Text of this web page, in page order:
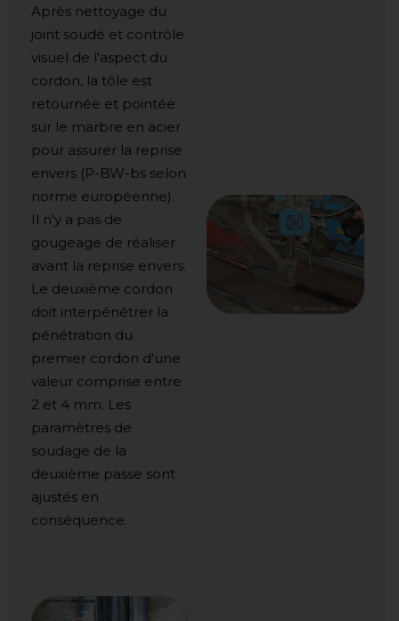
Après nettoyage du
joint soudé et contrôle
visuel de l'aspect du
cordon, la tôle est
retournée et pointée
sur le marbre en acier
pour assurer la reprise
envers (P-BW-bs selon
norme européenne).
Il n'y a pas de
gougeage de réaliser
avant la reprise envers.
Le deuxième cordon
doit interpénétrer la
pénétration du
premier cordon d'une
valeur comprise entre
2 et 4 mm. Les
paramètres de
soudage de la
deuxième passe sont
ajustés en
conséquence.